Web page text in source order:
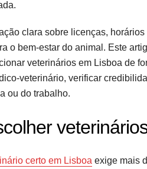
clara sobre licenças,
o bem-estar do animal. Este
veterinários em Lisboa de
veterinário, verificar
ou do trabalho.
certo em Lisboa exige mais